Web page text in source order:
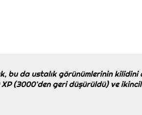
bu da ustalık görünümlerinin
(3000’den geri düşürüldü) ve